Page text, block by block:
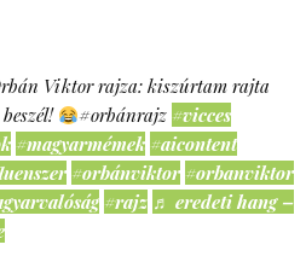
Viktor rajza: kiszúrtam rajta
#orbánrajz #vicces
#magyarmémek #aicontent
#orbánviktor #orbanviktor
#rajz ♬ eredeti hang –